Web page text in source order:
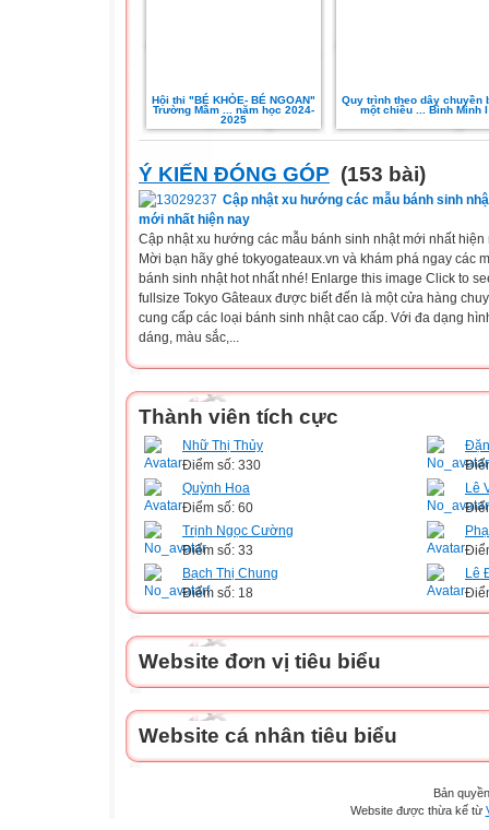
Hội thi "BÉ KHỎE- BÉ NGOAN"
Trường Mầm ... năm học 2024-
2025
Quy trình theo dây chuyền
một chiều ... Bình Minh I
Ý KIẾN ĐÓNG GÓP (153 bài)
Cập nhật xu hướng các mẫu bánh sinh
mới nhất hiện nay
Cập nhật xu hướng các mẫu bánh sinh nhật mới nhất hiện
Mời bạn hãy ghé tokyogateaux.vn và khám phá ngay các
bánh sinh nhật hot nhất nhé! Enlarge this image Click to
fullsize Tokyo Gâteaux được biết đến là một cửa hàng
cung cấp các loại bánh sinh nhật cao cấp. Với đa dạng
dáng, màu sắc,...
Thành viên tích cực
Nhữ Thị Thủy
Điểm số: 330
Quỳnh Hoa
Điểm số: 60
Lê
Trịnh Ngọc Cường
Điểm số: 33
Bạch Thị Chung
Điểm số: 18
Lê
Website đơn vị tiêu biểu
Website cá nhân tiêu biểu
Bản
Website được thừa kế từ